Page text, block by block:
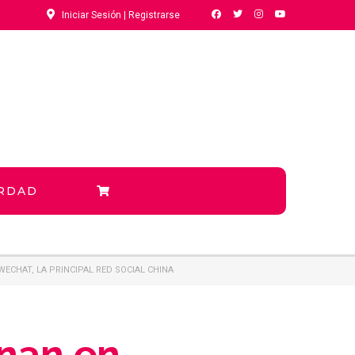
Iniciar Sesión | Registrarse
LA PRINCIPAL RED SOCIAL CHINA